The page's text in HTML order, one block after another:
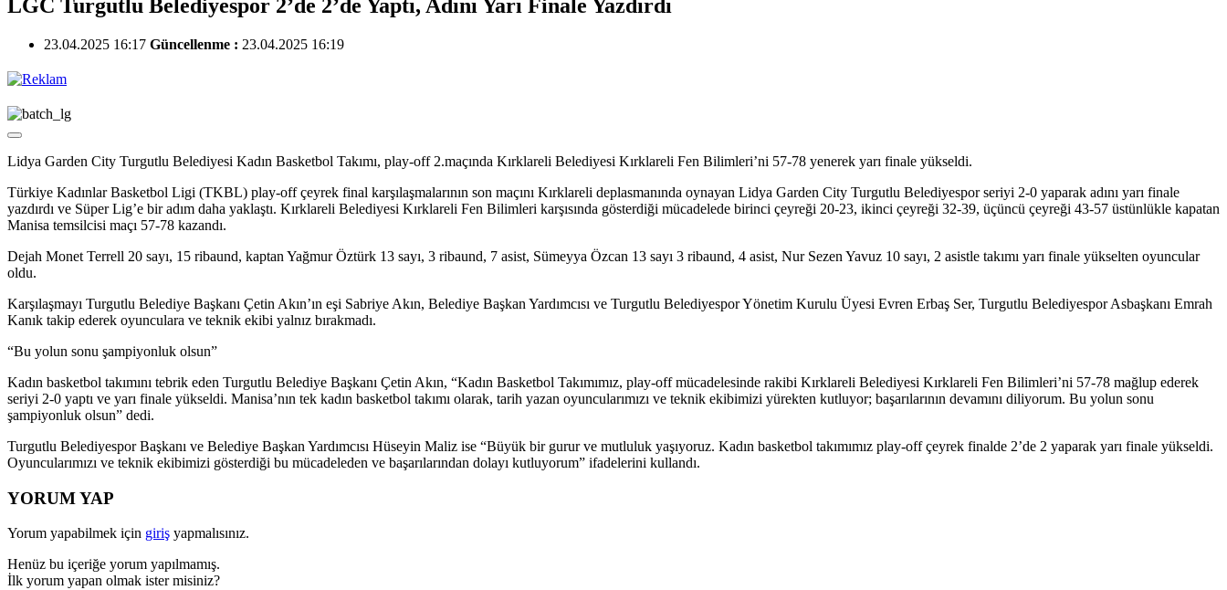
LGC Turgutlu Belediyespor 2’de 2’de Yaptı, Adını Yarı Finale Yazdırdı
23.04.2025 16:17 Güncellenme : 23.04.2025 16:19
Lidya Garden City Turgutlu Belediyesi Kadın Basketbol Takımı, play-off 2.maçında Kırklareli Belediyesi Kırklareli Fen Bilimleri’ni 57-78 yenerek yarı finale yükseldi.
Türkiye Kadınlar Basketbol Ligi (TKBL) play-off çeyrek final karşılaşmalarının son maçını Kırklareli deplasmanında oynayan Lidya Garden City Turgutlu Belediyespor seriyi 2-0 yaparak adını yarı finale
yazdırdı ve Süper Lig’e bir adım daha yaklaştı. Kırklareli Belediyesi Kırklareli Fen Bilimleri karşısında gösterdiği mücadelede birinci çeyreği 20-23, ikinci çeyreği 32-39, üçüncü çeyreği 43-57 üstünlükle kapatan
Manisa temsilcisi maçı 57-78 kazandı.
Dejah Monet Terrell 20 sayı, 15 ribaund, kaptan Yağmur Öztürk 13 sayı, 3 ribaund, 7 asist, Sümeyya Özcan 13 sayı 3 ribaund, 4 asist, Nur Sezen Yavuz 10 sayı, 2 asistle takımı yarı finale yükselten oyuncular
oldu.
Karşılaşmayı Turgutlu Belediye Başkanı Çetin Akın’ın eşi Sabriye Akın, Belediye Başkan Yardımcısı ve Turgutlu Belediyespor Yönetim Kurulu Üyesi Evren Erbaş Ser, Turgutlu Belediyespor Asbaşkanı Emrah
Kanık takip ederek oyunculara ve teknik ekibi yalnız bırakmadı.
“Bu yolun sonu şampiyonluk olsun”
Kadın basketbol takımını tebrik eden Turgutlu Belediye Başkanı Çetin Akın, “Kadın Basketbol Takımımız, play-off mücadelesinde rakibi Kırklareli Belediyesi Kırklareli Fen Bilimleri’ni 57-78 mağlup ederek
seriyi 2-0 yaptı ve yarı finale yükseldi. Manisa’nın tek kadın basketbol takımı olarak, tarih yazan oyuncularımızı ve teknik ekibimizi yürekten kutluyor; başarılarının devamını diliyorum. Bu yolun sonu
şampiyonluk olsun” dedi.
Turgutlu Belediyespor Başkanı ve Belediye Başkan Yardımcısı Hüseyin Maliz ise “Büyük bir gurur ve mutluluk yaşıyoruz. Kadın basketbol takımımız play-off çeyrek finalde 2’de 2 yaparak yarı finale yükseldi.
Oyuncularımızı ve teknik ekibimizi gösterdiği bu mücadeleden ve başarılarından dolayı kutluyorum” ifadelerini kullandı.
YORUM YAP
Yorum yapabilmek için giriş yapmalısınız.
Henüz bu içeriğe yorum yapılmamış.
İlk yorum yapan olmak ister misiniz?